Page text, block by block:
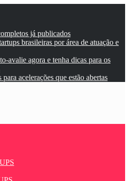
já publicados
brasileiras por área de atuação e
avalie agora e tenha dicas para os
para acelerações que estão abertas